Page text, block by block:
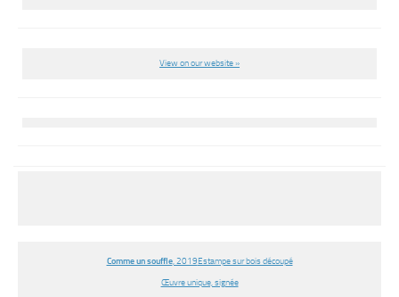
View on our website »
Comme un souffle, 2019Estampe sur bois découpé
Œuvre unique, signée